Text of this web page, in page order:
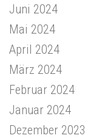
Juni 2024
Mai 2024
April 2024
März 2024
Februar 2024
Januar 2024
Dezember 2023